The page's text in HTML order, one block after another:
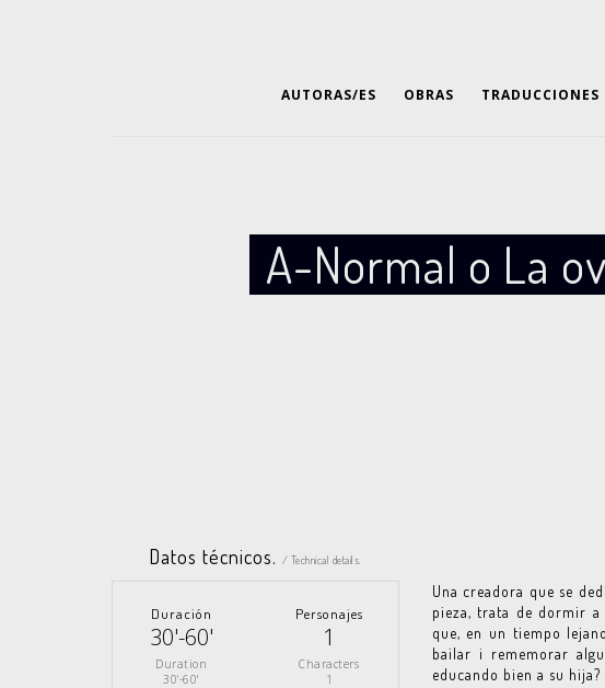
AUTORAS/ES OBRAS TRADUCCIONES
A-Normal o La
Datos técnicos. / Technical details.
Duración
30'-60'
Duration
30'-60'
Personajes
1
Characters
1
Una creadora que se
pieza, trata de dormir
que, en un tiempo
bailar i rememorar
educando bien a su